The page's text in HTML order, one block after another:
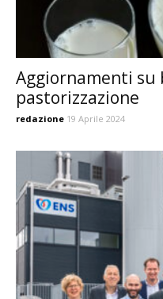
Aggiornamenti
pastorizzazione
redazione 19 Aprile 2024